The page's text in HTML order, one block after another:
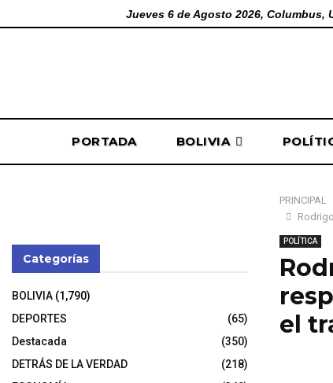
Jueves 6 de Agosto 2026, Columbus,
PORTADA BOLIVIA
PRINCIPAL
POLÍTICA
el
Categorías
BOLIVIA (1,790)
DEPORTES
(65)
Destacada
(350)
DETRÁS DE LA VERDAD
(218)